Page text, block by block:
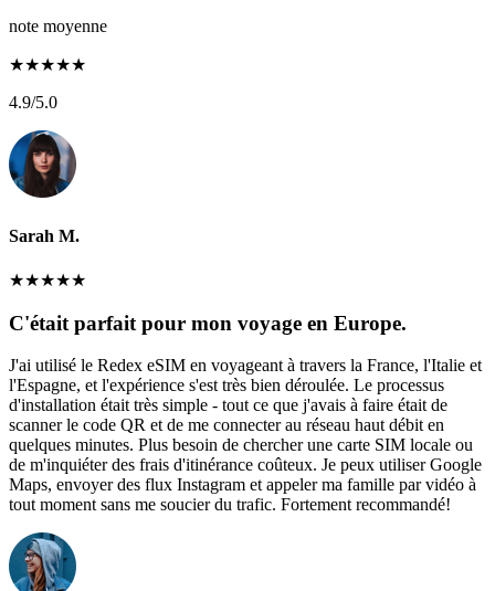
note moyenne
★★★★★
4.9/5.0
Sarah M.
★★★★★
C'était parfait pour mon voyage en Europe.
J'ai utilisé le Redex eSIM en voyageant à travers la France, l'Italie et
l'Espagne, et l'expérience s'est très bien déroulée. Le processus
d'installation était très simple - tout ce que j'avais à faire était de
scanner le code QR et de me connecter au réseau haut débit en
quelques minutes. Plus besoin de chercher une carte SIM locale ou
de m'inquiéter des frais d'itinérance coûteux. Je peux utiliser Google
Maps, envoyer des flux Instagram et appeler ma famille par vidéo à
tout moment sans me soucier du trafic. Fortement recommandé!